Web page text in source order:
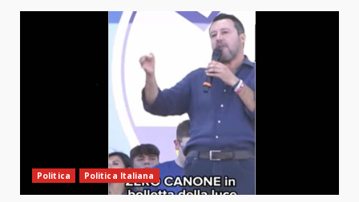
Politica Politica Italiana